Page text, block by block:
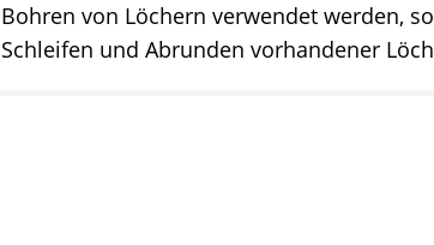
Bohren von Löchern verwendet werden,
Schleifen und Abrunden vorhandener